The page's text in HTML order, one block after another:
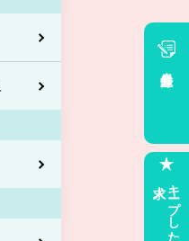
キープした